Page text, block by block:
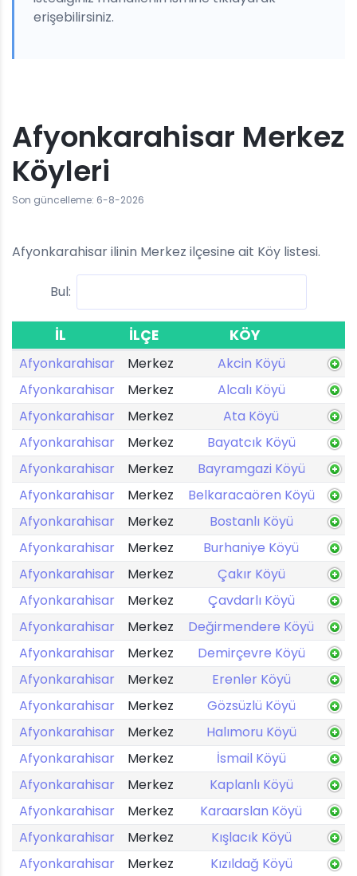
erişebilirsiniz.
Afyonkarahisar Merkez
Köyleri
Son güncelleme: 6-8-2026
Afyonkarahisar ilinin Merkez ilçesine ait Köy listesi.
Bul:
İL İLÇE KÖY
Afyonkarahisar Merkez
Akcin Köyü
Afyonkarahisar
Merkez
Alcalı Köyü
Afyonkarahisar
Merkez
Ata Köyü
Afyonkarahisar
Merkez
Bayatcık Köyü
Afyonkarahisar
Merkez
Bayramgazi Köyü
Afyonkarahisar
Merkez
Belkaracaören Köyü
Afyonkarahisar
Merkez
Bostanlı Köyü
Afyonkarahisar
Merkez
Burhaniye Köyü
Afyonkarahisar
Merkez
Çakır Köyü
Afyonkarahisar
Merkez
Çavdarlı Köyü
Afyonkarahisar
Merkez
Değirmendere Köyü
Afyonkarahisar
Merkez
Demirçevre Köyü
Afyonkarahisar
Merkez
Erenler Köyü
Afyonkarahisar
Merkez
Gözsüzlü Köyü
Afyonkarahisar
Merkez
Halımoru Köyü
Afyonkarahisar
Merkez
İsmail Köyü
Afyonkarahisar
Merkez
Kaplanlı Köyü
Afyonkarahisar
Merkez
Karaarslan Köyü
Afyonkarahisar
Merkez
Kışlacık Köyü
Afyonkarahisar
Merkez
Kızıldağ Köyü